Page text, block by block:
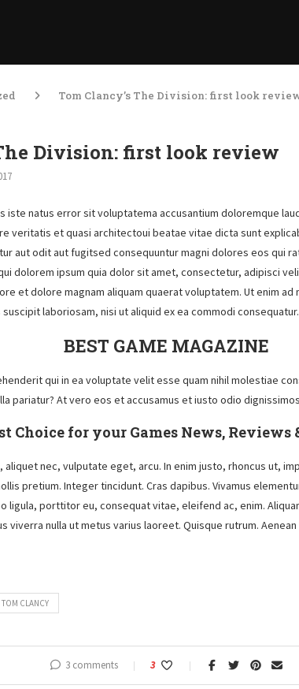
Tom Clancy’s The Division: first look
Division: first look review
iste natus error sit voluptatema accusantium doloremque
veritatis et quasi architectoui beatae vitae dicta sunt
aut odit aut fugitsed consequuntur magni dolores eos qui
dolorem ipsum quia dolor sit amet, consectetur, adipisci
et dolore magnam aliquam quaerat voluptatem. Ut enim ad
laboriosam, nisi ut aliquid ex ea commodi consequatur.
BEST GAME MAGAZINE
qui in ea voluptate velit esse quam nihil molestiae
pariatur? At vero eos et accusamus et iusto odio
Choice for your Games News, Reviews
nec, vulputate eget, arcu. In enim justo, rhoncus ut,
pretium. Integer tincidunt. Cras dapibus. Vivamus
ligula, porttitor eu, consequat vitae, eleifend ac, enim.
viverra nulla ut metus varius laoreet. Quisque rutrum.
TOM CLANCY
3 comments 3